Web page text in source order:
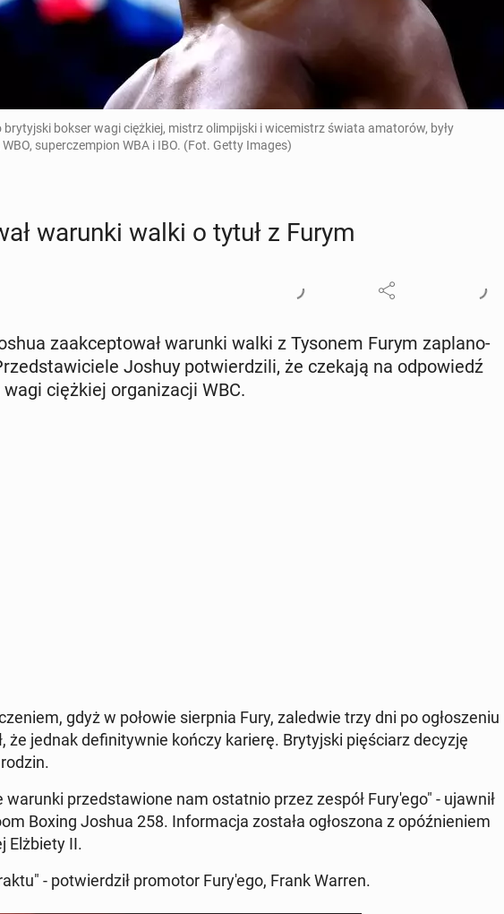
bokser wagi ciężkiej, mistrz olimpijski i wicemistrz świata amatorów, były
superczempion WBA i IBO. (Fot. Getty Images)
warunki walki o tytuł z Furym
za­ak­cep­to­wał warunki walki z Tysonem Furym za­pla­no­
Joshuy po­twier­dzi­li, że czekają na od­po­wiedź
cięż­kiej or­ga­ni­za­cji WBC.
gdyż w połowie sierp­nia Fury, za­le­d­wie trzy dni po ogło­sze­niu
że jednak de­fi­ni­tyw­nie kończy karierę. Bry­tyj­ski pię­ściarz decyzję
przed­sta­wio­ne nam ostat­nio przez zespół Fu­ry­'e­go" - ujawnił
Boxing Joshua 258. In­for­ma­cja została ogło­szo­na z opóź­nie­niem
Elż­bie­ty II.
- po­twier­dził pro­mo­tor Fu­ry­'e­go, Frank Warren.